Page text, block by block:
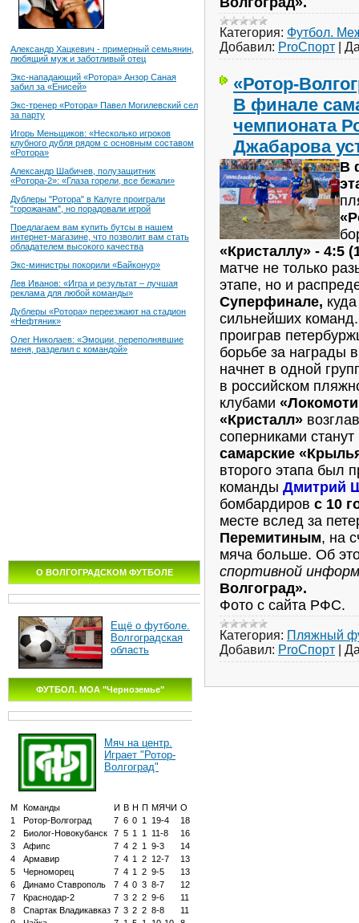
Александр Хацкевич - примерный семьянин,
любящий муж и заботливый отец
Экс-нападающий «Ротора» Анзор Саная
забил за «Енисей»
Экс-тренер «Ротора» Павел Могилевский сел
за парту
Игорь Меньщиков: «Несколько игроков
клубного дубля рядом с основным составом
«Ротора»
Александр Шабичев, полузащитник
«Ротора-2»: «Глаза горели, все бежали»
Дублеры "Ротора" в Калуге проиграли
"горожанам", но порадовали игрой
Предлагаем вам купить бутсы в нашем
интернет-магазине, что позволит вам стать
обладателем высокого качества
Экс-министры покорили «Байконур»
Лев Иванов: «Игра и результат – лучшая
реклама для любой команды»
Дублеры «Ротора» переезжают на стадион
«Нефтяник»
Олег Николаев: «Эмоции, переполнявшие
меня, разделил с командой»
О ВОЛГОГРАДСКОМ ФУТБОЛЕ
Ещё о футболе.
Волгоградская
область
ФУТБОЛ. МОА "Черноземье"
Мяч на центр.
Играет "Ротор-
Волгоград"
М Команды И В Н П МЯЧИ О
1
Ротор-Волгоград 7 6 0 1 19-4
18
2
Биолог-Новокубанск 7 5 1 1 11-8
16
3
Афипс 7 4 2 1 9-3
14
4
Армавир 7 4 1 2 12-7
13
5
Черноморец 7 4 1 2 9-5
13
6
Динамо Ставрополь 7 4 0 3 8-7
12
7
Краснодар-2 7 3 2 2 9-6
11
8
Спартак Владикавказ 7 3 2 2 8-8
11
Категория: Футбол.
Добавил: ProСпорт
«Ротор-
В финале
чемпионата
Джабарова
В
«Кристаллу» - 4:5
матче не только
этапе, но и
Суперфинале,
сильнейших
проиграв
борьбе за награды
начнет в одной
в российском
клубами
«Кристалл»
соперниками станут
самарские
второго этапа был
команды Дмитрий
бомбардиров с 10
месте вслед за
Перемитиным, на
мяча больше. Об
спортивной
Волгоград».
Фото с сайта РФС.
Категория: Пляжный
Добавил: ProСпорт